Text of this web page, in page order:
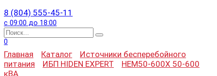
8 (804) 555-45-11
с 09:00 до 18:00
Search
for:
0
Главная Каталог
Источники бесперебойного
питания
ИБП HIDEN EXPERT
HEM50-600X 50-600
кВА